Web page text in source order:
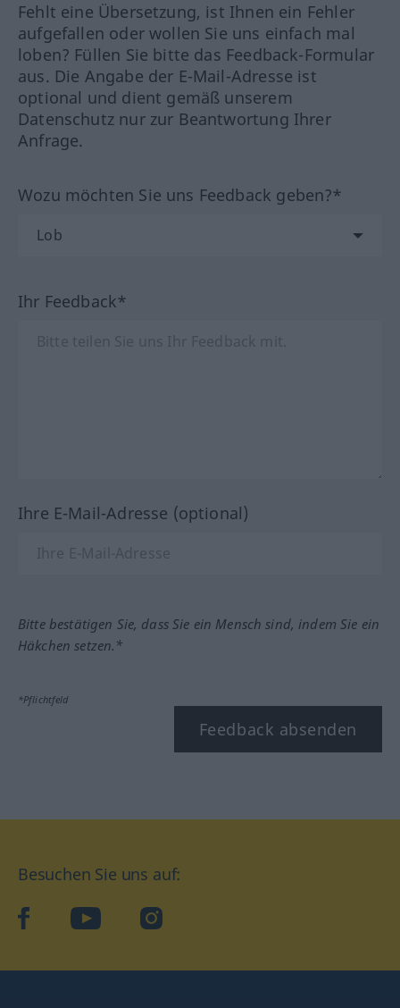
Fehlt eine Übersetzung, ist Ihnen ein Fehler
aufgefallen oder wollen Sie uns einfach mal
loben? Füllen Sie bitte das Feedback-Formular
aus. Die Angabe der E-Mail-Adresse ist
optional und dient gemäß unserem
Datenschutz nur zur Beantwortung Ihrer
Anfrage.
Wozu möchten Sie uns Feedback geben?*
Ihr Feedback*
Ihre E-Mail-Adresse (optional)
Bitte bestätigen Sie, dass Sie ein Mensch sind, indem Sie ein
Häkchen setzen.*
*Pflichtfeld
Feedback absenden
Besuchen Sie uns auf:
facebookYouTube Instagram